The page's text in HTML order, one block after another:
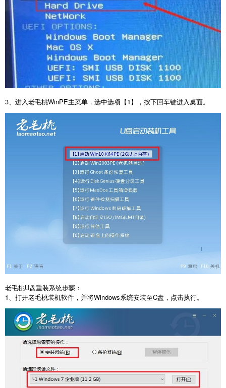
3、进入老毛桃WinPE主菜单，选中选项【1】，按下回车键进入桌面。
老毛桃U盘重装系统步骤：
1、打开老毛桃装机软件，并将Windows系统安装至C盘，点击执行。